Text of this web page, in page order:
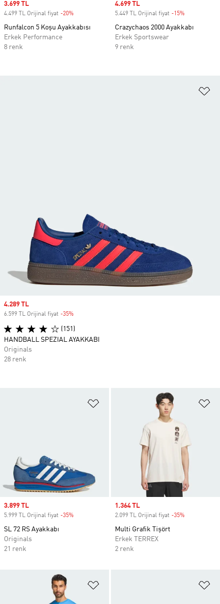
Sale price
3.699 TL
4.499 TL Orijinal fiyat -20%
Runfalcon 5 Koşu Ayakkabısı
Erkek Performance
8 renk
Sale price
4.699 TL
5.449 TL Orijinal fiyat -15%
Crazychaos 2000 Ayakkabı
Erkek Sportswear
9 renk
Favori Listesine Ekle
Sale price
3.899 TL
5.999 TL Orijinal fiyat -35%
SL 72 RS Ayakkabı
Originals
21 renk
Sale price
1.364 TL
2.099 TL Orijinal fiyat -35%
Multi Grafik Tişört
Erkek TERREX
2 renk
Sale price
4.289 TL
6.599 TL Orijinal fiyat -35%
(151)
HANDBALL SPEZIAL AYAKKABI
Originals
28 renk